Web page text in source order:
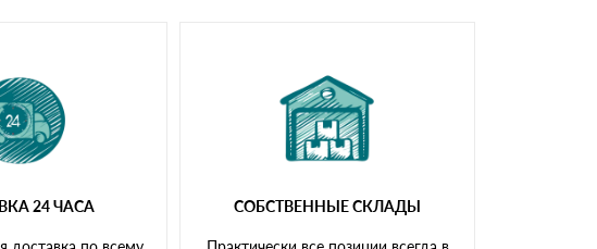
24 ЧАСА СОБСТВЕННЫЕ СКЛАДЫ